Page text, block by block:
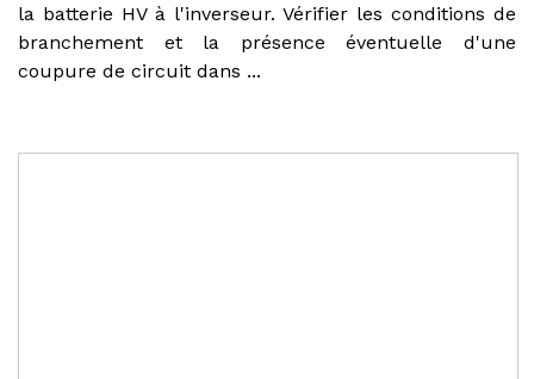
la batterie HV à l'inverseur. Vérifier les conditions de
branchement et la présence éventuelle d'une
coupure de circuit dans ...